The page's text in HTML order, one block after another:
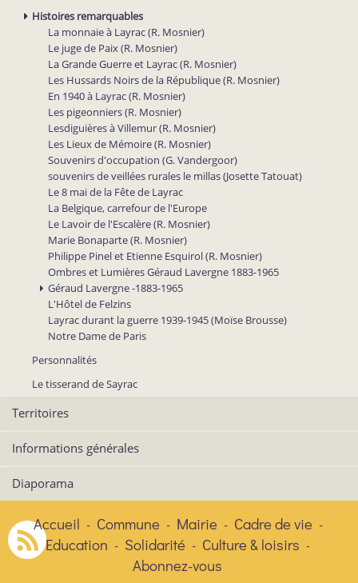
Histoires remarquables
La monnaie à Layrac (R. Mosnier)
Le juge de Paix (R. Mosnier)
La Grande Guerre et Layrac (R. Mosnier)
Les Hussards Noirs de la République (R. Mosnier)
En 1940 à Layrac (R. Mosnier)
Les pigeonniers (R. Mosnier)
Lesdiguières à Villemur (R. Mosnier)
Les Lieux de Mémoire (R. Mosnier)
Souvenirs d'occupation (G. Vandergoor)
souvenirs de veillées rurales le millas (Josette Tatouat)
Le 8 mai de la Fête de Layrac
La Belgique, carrefour de l'Europe
Le Lavoir de l'Escalère (R. Mosnier)
Marie Bonaparte (R. Mosnier)
Philippe Pinel et Etienne Esquirol (R. Mosnier)
Ombres et Lumières Géraud Lavergne 1883-1965
Géraud Lavergne -1883-1965
L'Hôtel de Felzins
Layrac durant la guerre 1939-1945 (Moïse Brousse)
Notre Dame de Paris
Personnalités
Le tisserand de Sayrac
Territoires
Informations générales
Diaporama
Accueil - Commune - Mairie - Cadre de vie -
Education - Solidarité - Culture & loisirs -
Abonnez-vous